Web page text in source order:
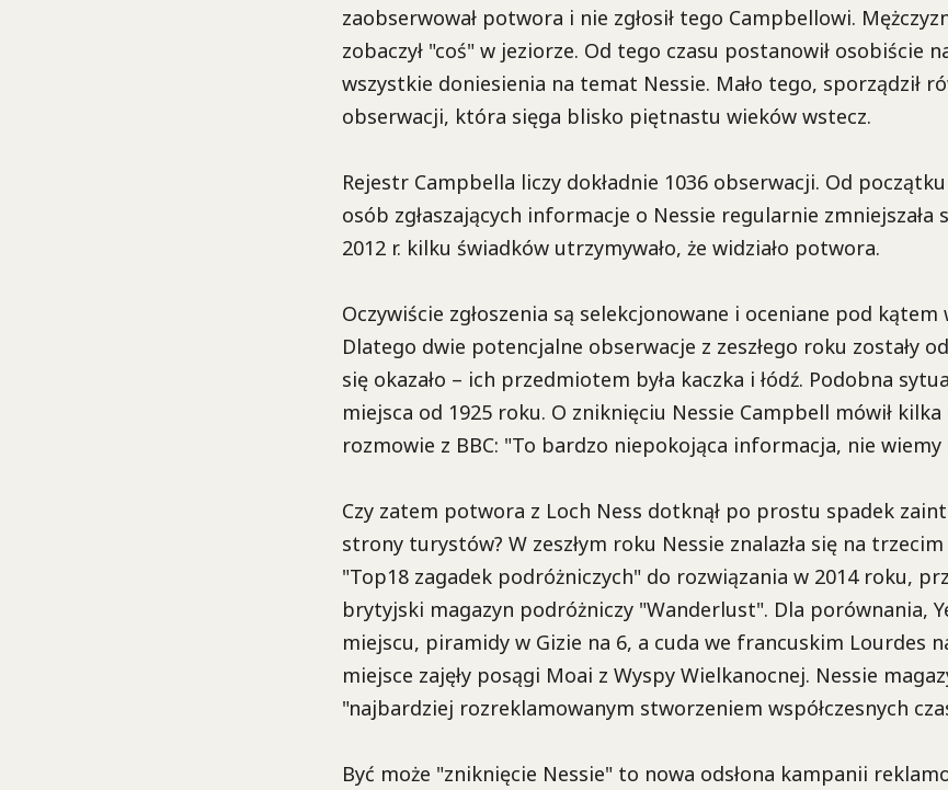
zaobserwował potwora i nie zgłosił tego Campbellowi.
zobaczył "coś" w jeziorze. Od tego czasu postanowił osobiście
wszystkie doniesienia na temat Nessie. Mało tego, sporządził
obserwacji, która sięga blisko piętnastu wieków wstecz.
Rejestr Campbella liczy dokładnie 1036 obserwacji. Od
osób zgłaszających informacje o Nessie regularnie zmniejszała
2012 r. kilku świadków utrzymywało, że widziało potwora.
Oczywiście zgłoszenia są selekcjonowane i oceniane pod kątem
Dlatego dwie potencjalne obserwacje z zeszłego roku zostały
się okazało – ich przedmiotem była kaczka i łódź. Podobna
miejsca od 1925 roku. O zniknięciu Nessie Campbell mówił
rozmowie z BBC: "To bardzo niepokojąca informacja, nie wiemy
Czy zatem potwora z Loch Ness dotknął po prostu spadek
strony turystów? W zeszłym roku Nessie znalazła się na
"Top18 zagadek podróżniczych" do rozwiązania w 2014 roku,
brytyjski magazyn podróżniczy "Wanderlust". Dla porównania,
miejscu, piramidy w Gizie na 6, a cuda we francuskim Lourdes
miejsce zajęły posągi Moai z Wyspy Wielkanocnej. Nessie
"najbardziej rozreklamowanym stworzeniem współczesnych
Być może "zniknięcie Nessie" to nowa odsłona kampanii